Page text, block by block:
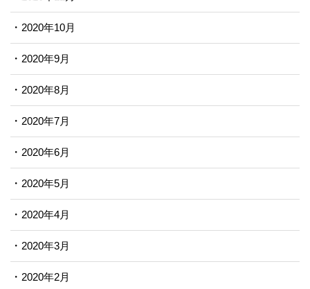
2020年10月
2020年9月
2020年8月
2020年7月
2020年6月
2020年5月
2020年4月
2020年3月
2020年2月